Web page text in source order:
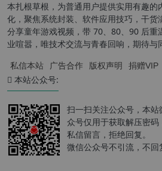
本扎根草根，为普通用户提供实用有趣的
化，聚焦系统封装、软件应用技巧，干货
分享童年游戏视频，带 70、80、90 后重
业喧嚣，唯技术交流与青春回响，期待与
私信本站 广告合作 版权声明 捐赠VIP
本站公众号:
扫一扫关注公众号，本站
众号仅用于获取解压密码
私信留言，拒绝回复。
微信公众号不引流，不回